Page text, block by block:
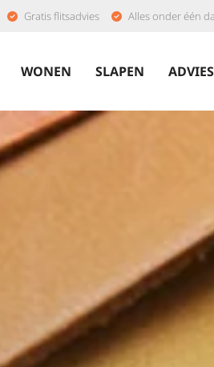
Gratis flitsadvies Alles onder één
WONEN SLAPEN ADVIES